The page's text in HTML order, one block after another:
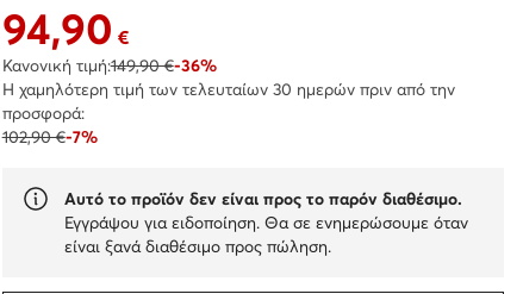
Τρέχουσα τιμή 94,90 €
94,90 €
Κανονική τιμή:149,90 €-36%
Η χαμηλότερη τιμή των τελευταίων 30 ημερών πριν από την
προσφορά:
102,90 €-7%
Αυτό το προϊόν δεν είναι προς το παρόν διαθέσιμο.
Εγγράψου για ειδοποίηση. Θα σε ενημερώσουμε όταν
είναι ξανά διαθέσιμο προς πώληση.